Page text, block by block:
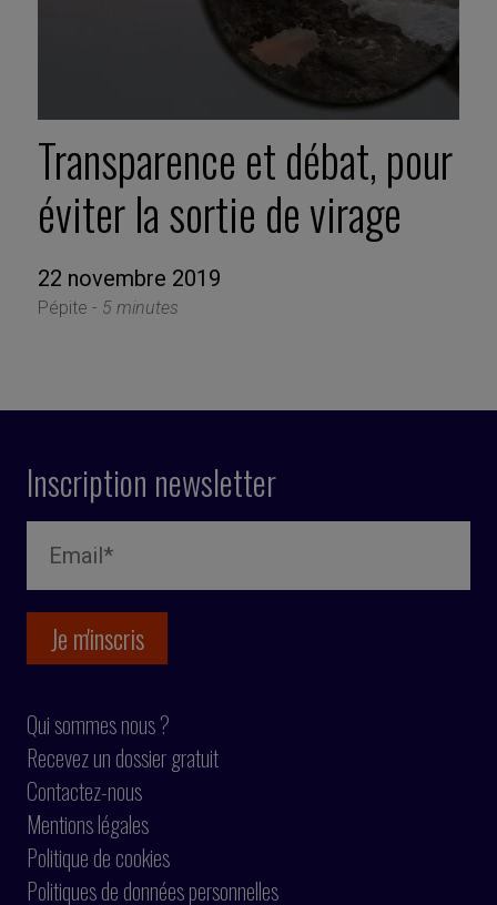
Transparence et débat, pour
éviter la sortie de virage
22 novembre 2019
Pépite - 5 minutes
Inscription newsletter
Qui sommes nous ?
Recevez un dossier gratuit
Contactez-nous
Mentions légales
Politique de cookies
Politiques de données personnelles